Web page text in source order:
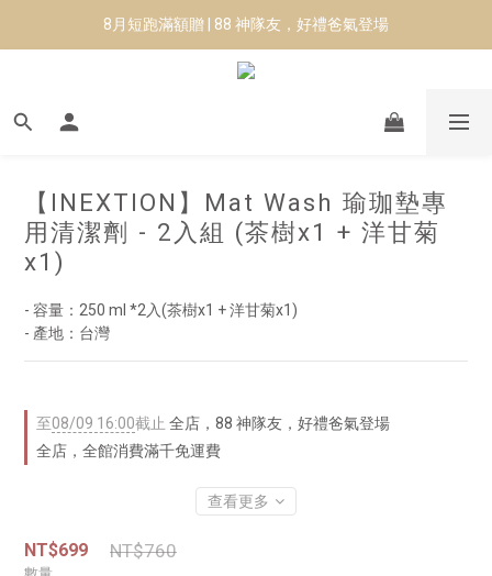
8月短跑滿額贈 | 88 神隊友，好禮爸氣登場
8月短跑滿額贈 | 88 神隊友，好禮爸氣登場
✨CURARING-韓國多功能深層按摩環｜新品預購88折！✨
Manduka-跟著青蛙去旅行｜快閃第二站-台南
【INEXTION】Mat Wash 瑜珈墊專
用清潔劑 - 2入組 (茶樹x1 + 洋甘菊
x1)
- 容量：250 ml *2入(茶樹x1 + 洋甘菊x1)
- 產地：台灣
至08/09 16:00截止 全店，88 神隊友，好禮爸氣登場
全店，全館消費滿千免運費
查看更多
NT$699 NT$760